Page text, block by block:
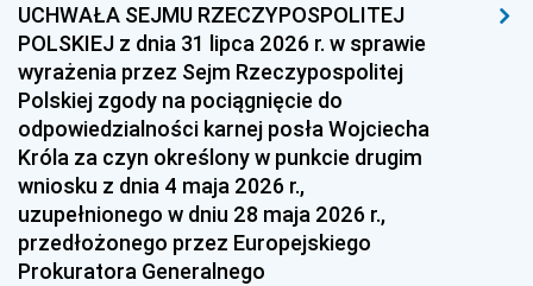
UCHWAŁA SEJMU RZECZYPOSPOLITEJ
POLSKIEJ z dnia 31 lipca 2026 r. w sprawie
wyrażenia przez Sejm Rzeczypospolitej
Polskiej zgody na pociągnięcie do
odpowiedzialności karnej posła Wojciecha
Króla za czyn określony w punkcie drugim
wniosku z dnia 4 maja 2026 r.,
uzupełnionego w dniu 28 maja 2026 r.,
przedłożonego przez Europejskiego
Prokuratora Generalnego